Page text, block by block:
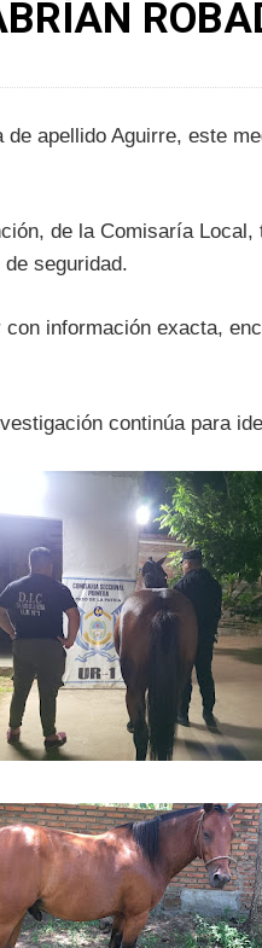
de apellido Aguirre, este
de la Comisaría
seguridad.
información exacta,
continúa para